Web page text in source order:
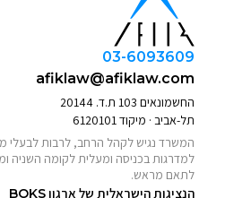
03-6093609
afiklaw@afiklaw.com
החשמונאים 103 ת.ד. 20144
תל-אביב · מיקוד 6120101
המשרד נגיש לקהל הרחב, לרבות לבעלי
למדרגות בכניסה ומעלית לקומה השניה
לתאם מראש.
הנציגות הישראלית של ארגוןBOKS